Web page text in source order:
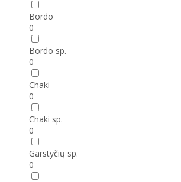
Bordo
0
Bordo sp.
0
Chaki
0
Chaki sp.
0
Garstyčių sp.
0